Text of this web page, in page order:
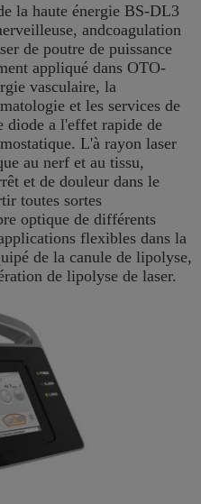
la haute énergie BS-DL3
andcoagulation
de poutre de puissance
appliqué dans OTO-
vasculaire, la
et les services de
diode a l'effet rapide de
L'à rayon laser
au nerf et au tissu,
et de douleur dans le
toutes sortes
optique de différents
flexibles dans la
de la canule de lipolyse,
de lipolyse de laser.